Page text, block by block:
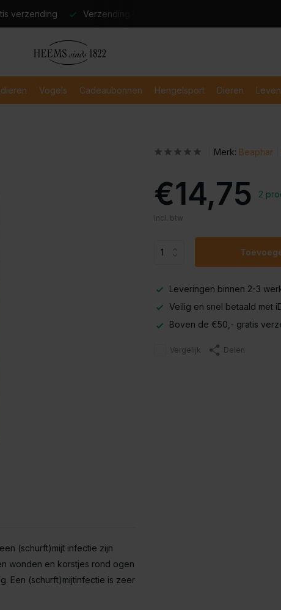
Verzending binnen 2-3 werkdagen Veilig en snel
Vogels Cadeaubonnen Hengelsport Dieren
(schurft)mijt infectie zijn
wonden en korstjes rond ogen
Een (schurft)mijtinfectie is zeer
Merk: Beaphar
€14,75 2
Incl. btw
Leveringen binnen 2-3
Veilig en snel betaald met
Boven de €50,- gratis
Vergelijk Delen